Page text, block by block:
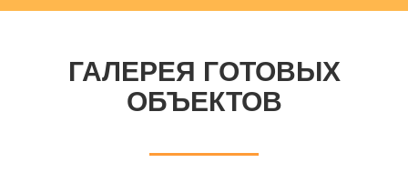
ГАЛЕРЕЯ ГОТОВЫХ
ОБЪЕКТОВ